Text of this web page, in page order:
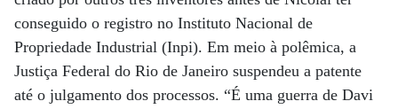
conseguido o registro no Instituto Nacional de
Propriedade Industrial (Inpi). Em meio à polêmica, a
Justiça Federal do Rio de Janeiro suspendeu a patente
até o julgamento dos processos. “É uma guerra de Davi